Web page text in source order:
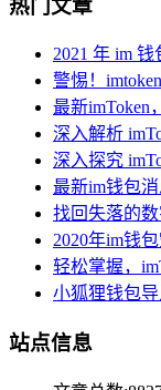
热门文章
2021 年 im
警惕！
最新imToken
深入解析
深入探究
最新im钱包
找回失落的
2020年im钱
轻松掌握，
小狐狸钱包
站点信息